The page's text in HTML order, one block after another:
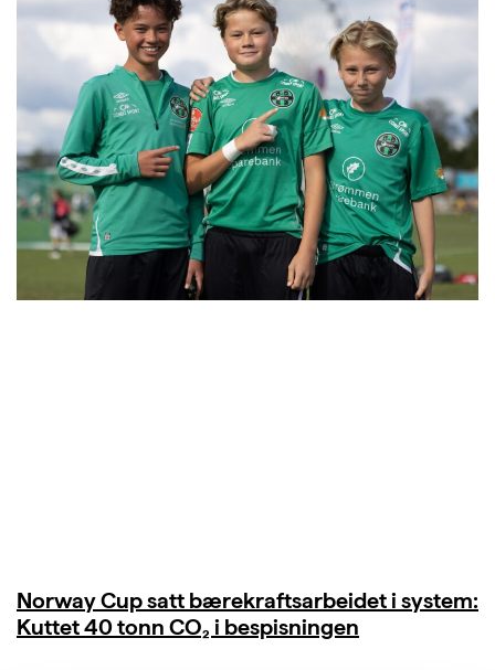
Norway Cup satt bærekraftsarbeidet i system:
Kuttet 40 tonn CO₂ i bespisningen